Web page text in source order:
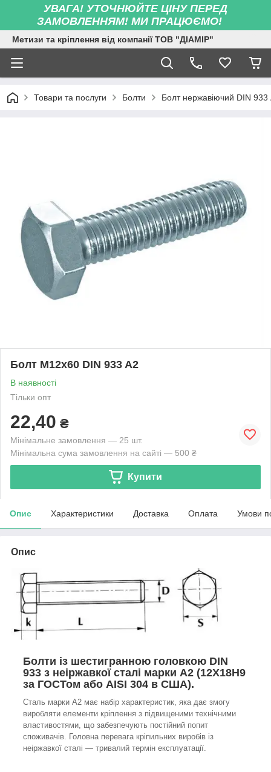
УВАГА! УТОЧНЮЙТЕ ЦІНУ ПЕРЕД
ЗАМОВЛЕННЯМ! МИ ПРАЦЮЄМО!
Метизи та кріплення від компанії ТОВ "ДІАМІР"
Товари та послуги Болти Болт нержавіючий DIN 933
Болт М12х60 DIN 933 A2
В наявності
Тільки опт
22,40 ₴
Мінімальне замовлення — 25 шт.
Мінімальна сума замовлення на сайті — 500 ₴
Купити
Опис Характеристики Доставка Оплата Умови
Опис
Болти із шестигранною головкою DIN
933 з неіржавкої сталі марки А2 (12Х18Н9
за ГОСТом або AISI 304 в США).
Сталь марки А2 має набір характеристик, яка дає змогу
виробляти елементи кріплення з підвищеними технічними
властивостями, що забезпечують постійний попит
споживачів. Головна перевага кріпильних виробів із
неіржавкої сталі — тривалий термін експлуатації.